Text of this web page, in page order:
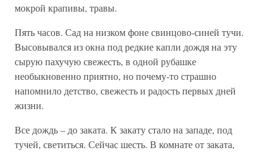
мокрой крапивы, травы.
Пять часов. Сад на низком фоне свинцово-синей тучи.
Высовывался из окна под редкие капли дождя на эту
сырую пахучую свежесть, в одной рубашке
необыкновенно приятно, но почему-то страшно
напомнило детство, свежесть и радость первых дней
жизни.
Все дождь – до заката. К закату стало на западе, под
тучей, светиться. Сейчас шесть. В комнате от заката,